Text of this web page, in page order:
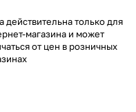
действительна только для
магазина и может
от цен в розничных